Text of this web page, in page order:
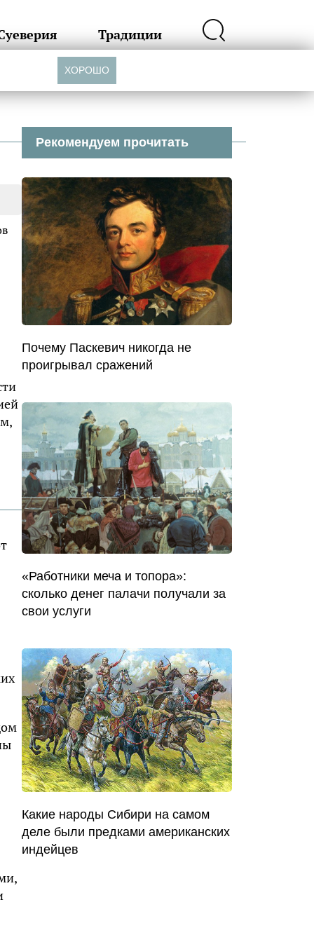
Традиции
Рекомендуем прочитать
Почему Паскевич никогда не
проигрывал сражений
«Работники меча и топора»:
сколько денег палачи получали за
свои услуги
Какие народы Сибири на самом
деле были предками американских
индейцев
ХОРОШО